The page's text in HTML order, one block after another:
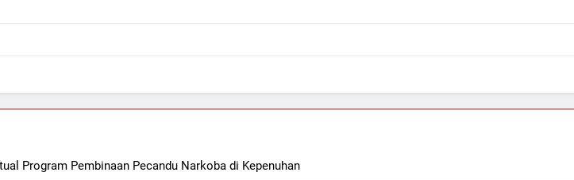
Program Pembinaan Pecandu Narkoba di Kepenuhan